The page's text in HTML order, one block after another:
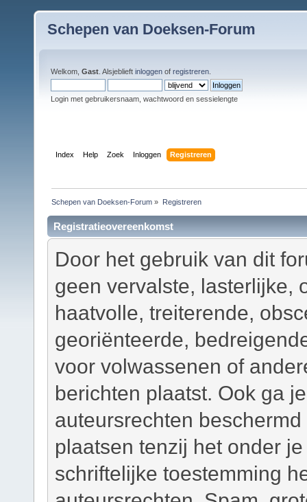
Schepen van Doeksen-Forum
Welkom, Gast . Alsjeblieft inloggen of registreren
Login met gebruikersnaam, wachtwoord en sessielengte
Index Help Zoek Inloggen Registreren
Schepen van Doeksen-Forum » Registreren
Registratieovereenkomst
Door het gebruik van dit
geen vervalste, lasterlijke,
haatvolle, treiterende,
georiënteerde,
voor volwassenen of
berichten plaatst. Ook ga
auteursrechten
plaatsen tenzij het onder
schriftelijke toestemming